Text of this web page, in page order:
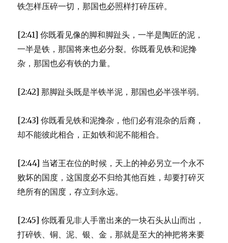
铁怎样压碎一切，那国也必照样打碎压碎。
[2:41] 你既看见像的脚和脚趾头，一半是陶匠的泥，
一半是铁，那国将来也必分裂。你既看见铁和泥搀
杂，那国也必有铁的力量。
[2:42] 那脚趾头既是半铁半泥，那国也必半强半弱。
[2:43] 你既看见铁和泥搀杂，他们必有混杂的后裔，
却不能彼此相合，正如铁和泥不能相合。
[2:44] 当诸王在位的时候，天上的神必另立一个永不
败坏的国度，这国度必不归给其他百姓，却要打碎灭
绝所有的国度，存立到永远。
[2:45] 你既看见非人手凿出来的一块石头从山而出，
打碎铁、铜、泥、银、金，那就是至大的神把将来要